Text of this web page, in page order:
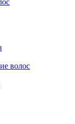
волос